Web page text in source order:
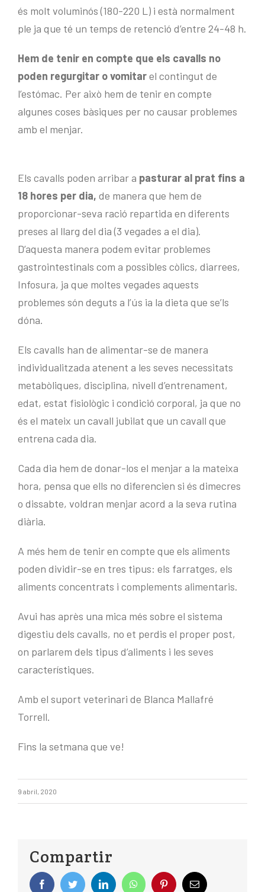
és molt voluminós (180-220 L) i està normalment
ple ja que té un temps de retenció d’entre 24-48 h.
Hem de tenir en compte que els cavalls no
poden regurgitar o vomitarel contingut de
l’estómac. Per això hem de tenir en compte
algunes coses bàsiques per no causar problemes
amb el menjar.
Els cavalls poden arribar a pasturar al prat fins a
18 hores per dia, de manera que hem de
proporcionar-seva ració repartida en diferents
preses al llarg del dia (3 vegades a el dia).
D’aquesta manera podem evitar problemes
gastrointestinals com a possibles còlics, diarrees,
Infosura, ja que moltes vegades aquests
problemes són deguts a l’ús ia la dieta que se’ls
dóna.
Els cavalls han de alimentar-se de manera
individualitzada atenent a les seves necessitats
metabòliques, disciplina, nivell d’entrenament,
edat, estat fisiològic i condició corporal, ja que no
és el mateix un cavall jubilat que un cavall que
entrena cada dia.
Cada dia hem de donar-los el menjar a la mateixa
hora, pensa que ells no diferencien si és dimecres
o dissabte, voldran menjar acord a la seva rutina
diària.
A més hem de tenir en compte que els aliments
poden dividir-se en tres tipus: els farratges, els
aliments concentrats i complements alimentaris.
Avui has après una mica més sobre el sistema
digestiu dels cavalls, no et perdis el proper post,
on parlarem dels tipus d’aliments i les seves
característiques.
Amb el suport veterinari de Blanca Mallafré
Torrell.
Fins la setmana que ve!
9 abril, 2020
Compartir